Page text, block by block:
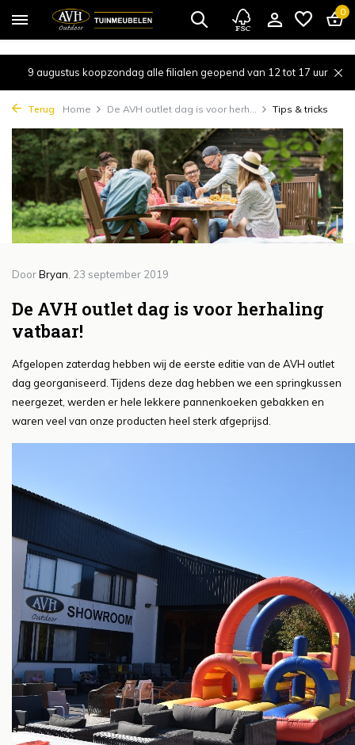
{!!% include 'snippets/cta.rain' %!!} 0
9 augustus koopzondag alle filialen geopend van 12 tot 17 uur
Terug Home De AVH outlet dag is voor herh... Tips & tricks
DoorBryan , 23 september 2019
De AVH outlet dag is voor herhaling
vatbaar!
Afgelopen zaterdag hebben wij de eerste editie van de AVH outlet
dag georganiseerd. Tijdens deze dag hebben we een springkussen
neergezet, werden er hele lekkere pannenkoeken gebakken en
waren veel van onze producten heel sterk afgeprijsd.